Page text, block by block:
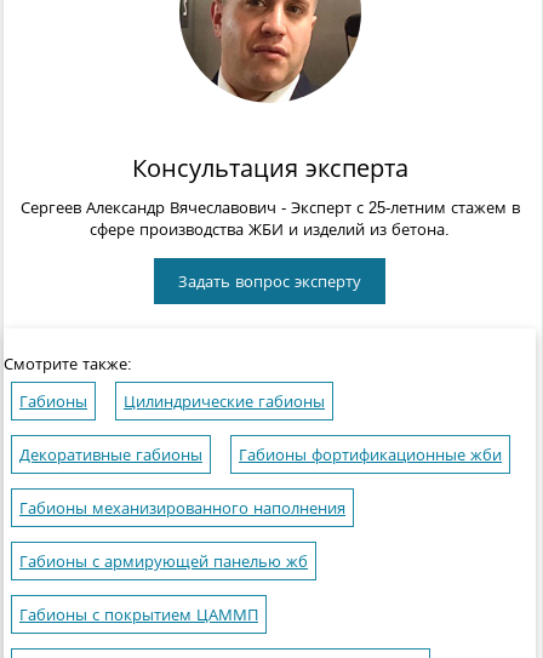
Консультация эксперта
Сергеев Александр Вячеславович - Эксперт с 25-летним стажем в
сфере производства ЖБИ и изделий из бетона.
Задать вопрос эксперту
Смотрите также:
Габионы Цилиндрические габионы
Декоративные габионы Габионы фортификационные жби
Габионы механизированного наполнения
Габионы с армирующей панелью жб
Габионы с покрытием ЦАММП